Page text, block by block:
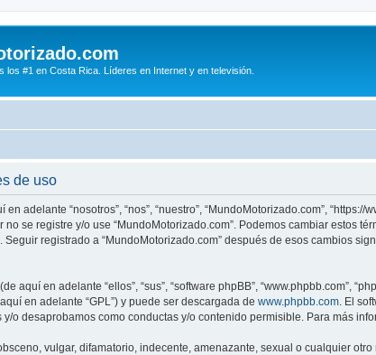
los #1 en Costa Rica. Líderes en Internet y en televisión.
de uso
adelante “nosotros”, “nos”, “nuestro”, “MundoMotorizado.com”,
se registre y/o use “MundoMotorizado.com”. Podemos cambiar estos
registrado a “MundoMotorizado.com” después de esos cambios
aquí en adelante “ellos”, “sus”, “software phpBB”, “www.phpbb.com”,
en adelante “GPL”) y puede ser descargada de www.phpbb.com . El
o desaprobamos como conductas y/o contenido permisible. Para más
vulgar, difamatorio, indecente, amenazante, sexual o cualquier